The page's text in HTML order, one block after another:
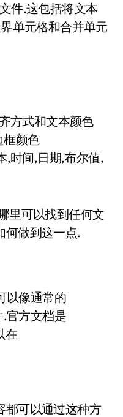
件.这包括将文本
单元格和合并单元
方式和文本颜色
框颜色
,时间,日期,布尔值,
里可以找到任何文
何做到这一点.
以像通常的
.官方文档是
在
都可以通过这种方